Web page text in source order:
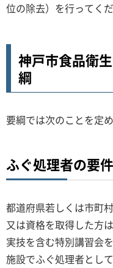
位の除去）を行ってくだ
神戸市食品衛
綱
要綱では次のことを定め
ふぐ処理者の要件
都道府県若しくは市町
又は資格を取得した方
実技を含む特別講習会
施設でふぐ処理者とし